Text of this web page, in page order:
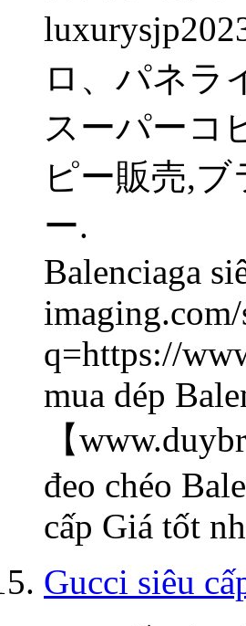
ロ、パネラ
スーパーコ
ピー販売,
ー.
Balenciaga
q=https://
mua dép
【
đeo chéo
cấp Giá tốt
Gucci siêu